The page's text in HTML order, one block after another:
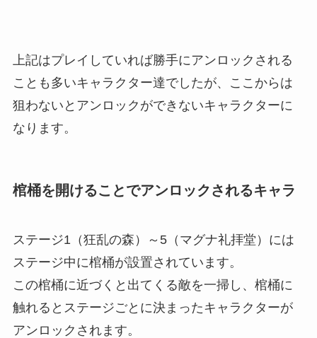
上記はプレイしていれば勝手にアンロックされる
ことも多いキャラクター達でしたが、ここからは
狙わないとアンロックができないキャラクターに
なります。
棺桶を開けることでアンロックされるキャラ
ステージ1（狂乱の森）～5（マグナ礼拝堂）には
ステージ中に棺桶が設置されています。
この棺桶に近づくと出てくる敵を一掃し、棺桶に
触れるとステージごとに決まったキャラクターが
アンロックされます。